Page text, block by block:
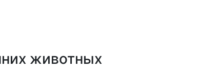
животных